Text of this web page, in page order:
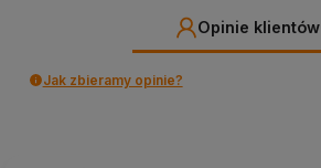
Opinie klientów
Jak zbieramy opinie?